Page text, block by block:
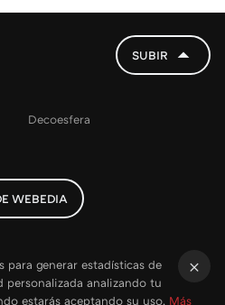
SUBIR
Decoesfera
WEBEDIA
para generar estadísticas de
personalizada analizando tu
estarás aceptando su uso. Más